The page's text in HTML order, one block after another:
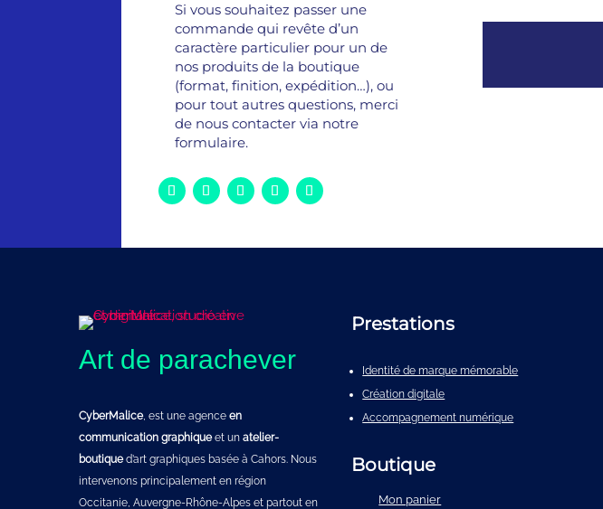
Si vous souhaitez passer une
commande qui revête d’un
caractère particulier pour un de
nos produits de la boutique
(format, finition, expédition…), ou
pour tout autres questions, merci
de nous contacter via notre
formulaire.
Art de parachever
CyberMalice, est une agence en
communication graphiqueet un atelier-
boutiqued’art graphiques basée à Cahors. Nous
intervenons principalement en région
Occitanie, Auvergne-Rhône-Alpes et partout en
Prestations
Identité de marque mémorable
Création digitale
Accompagnement numérique
Boutique
Mon panier